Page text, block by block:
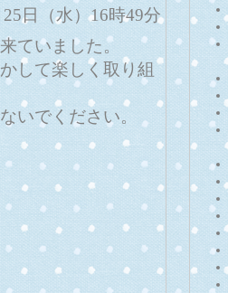
25日（水）16時49分
ていました。
して楽しく取り組
いでください。